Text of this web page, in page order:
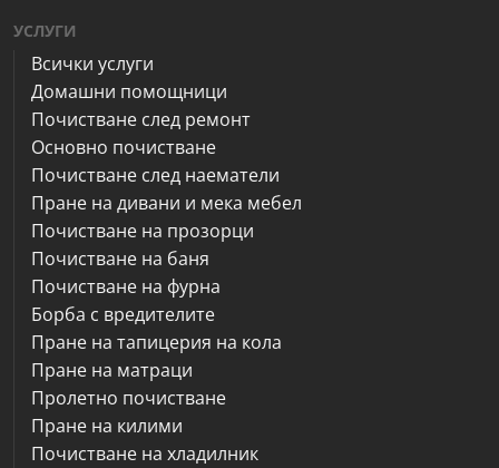
УСЛУГИ
Всички услуги
Домашни помощници
Почистване след ремонт
Основно почистване
Почистване след наематели
Пране на дивани и мека мебел
Почистване на прозорци
Почистване на баня
Почистване на фурна
Борба с вредителите
Пране на тапицерия на кола
Пране на матраци
Пролетно почистване
Пране на килими
Почистване на хладилник